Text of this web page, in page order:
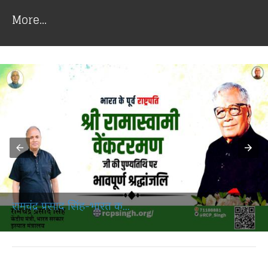
More...
रामचंद्र प्रसाद सिंह-भारत क...